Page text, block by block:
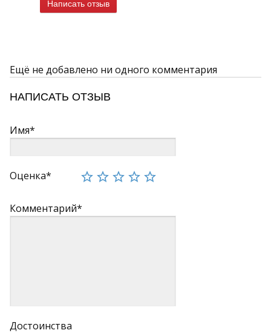
Написать отзыв
Ещё не добавлено ни одного комментария
НАПИСАТЬ ОТЗЫВ
Имя*
Оценка*
Комментарий*
Достоинства